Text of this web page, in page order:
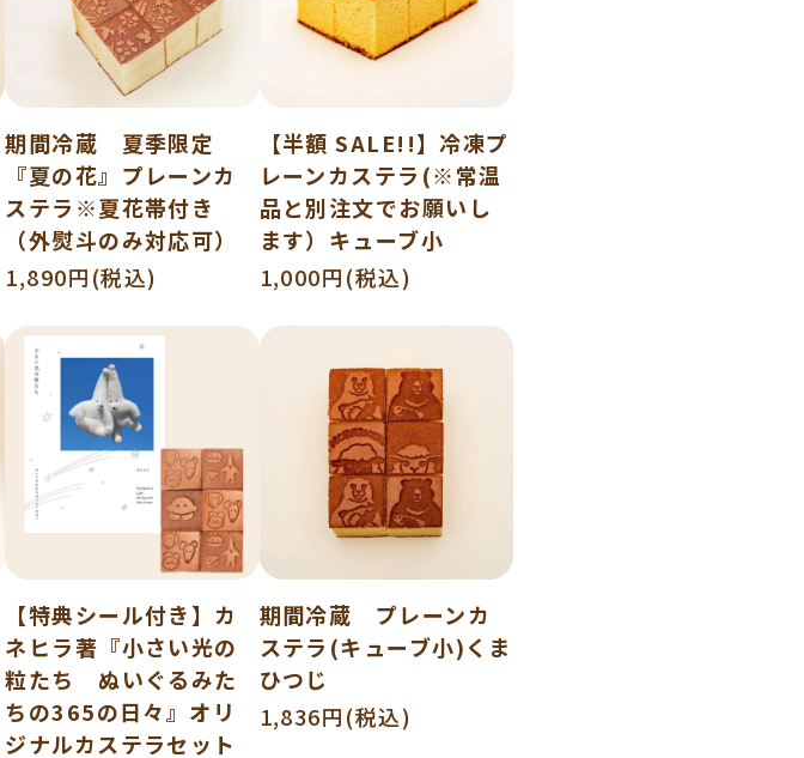
期間冷蔵 夏季限定
『夏の花』プレーンカ
ステラ※夏花帯付き
（外熨斗のみ対応可）
1,890円(税込)
【半額 SALE!!】冷凍プ
レーンカステラ(※常温
品と別注文でお願いし
ます）キューブ小
1,000円(税込)
【特典シール付き】カ
ネヒラ著『小さい光の
粒たち ぬいぐるみた
ちの365の日々』オリ
ジナルカステラセット
期間冷蔵 プレーンカ
ステラ(キューブ小)くま
ひつじ
1,836円(税込)